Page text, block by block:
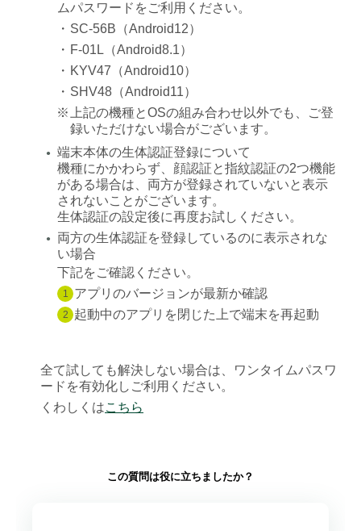
ムパスワードをご利用ください。
・ SC-56B（Android12）
・ F-01L（Android8.1）
・ KYV47（Android10）
・ SHV48（Android11）
※
上記の機種とOSの組み合わせ以外でも、ご登
録いただけない場合がございます。
●
端末本体の生体認証登録について
機種にかかわらず、顔認証と指紋認証の2つ機能
がある場合は、両方が登録されていないと表示
されないことがございます。
生体認証の設定後に再度お試しください。
●
両方の生体認証を登録しているのに表示されな
い場合
下記をご確認ください。
1 アプリのバージョンが最新か確認
2 起動中のアプリを閉じた上で端末を再起動
全て試しても解決しない場合は、ワンタイムパスワ
ードを有効化しご利用ください。
くわしくはこちら
この質問は役に立ちましたか？